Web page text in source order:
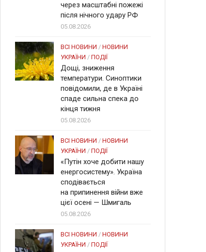
через масштабні пожежі
після нічного удару РФ
05.08.2026
ВСІ НОВИНИ / НОВИНИ
УКРАЇНИ / ПОДІЇ
Дощі, зниження
температури. Синоптики
повідомили, де в Україні
спаде сильна спека до
кінця тижня
05.08.2026
ВСІ НОВИНИ / НОВИНИ
УКРАЇНИ / ПОДІЇ
«Путін хоче добити нашу
енергосистему». Україна
сподівається
на припинення війни вже
цієї осені — Шмигаль
05.08.2026
ВСІ НОВИНИ / НОВИНИ
УКРАЇНИ / ПОДІЇ